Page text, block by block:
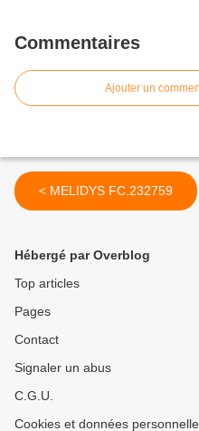
Commentaires
Ajouter un
< MELIDYS FC.232759
Hébergé par Overblog
Top articles
Pages
Contact
Signaler un abus
C.G.U.
Cookies et données